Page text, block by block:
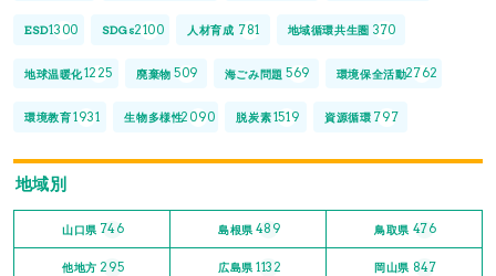
ESD1300 SDGs2100 人材育成 781 地域循環共生圏 370
地球温暖化1225 廃棄物 509 海ごみ問題 569 環境保全活動2762
環境教育1931 生物多様性2090 脱炭素1519 資源循環 797
地域別
山口県 746 島根県 489 鳥取県 476
他地方 295 広島県 1132 岡山県 847